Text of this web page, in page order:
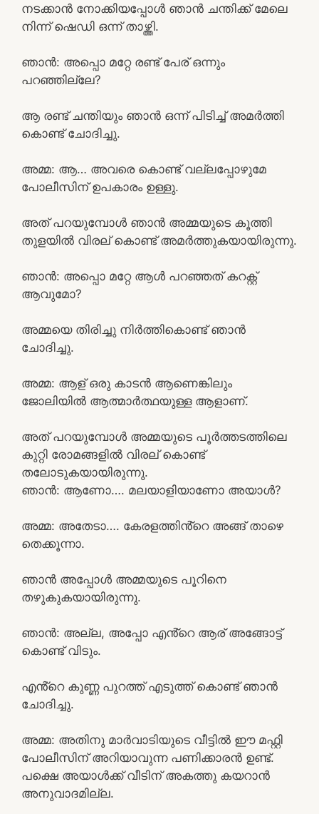
നടക്കാൻ നോക്കിയപ്പോൾ ഞാൻ ചന്തിക്ക് മേലെ
നിന്ന് ഷെഡി ഒന്ന് താഴ്ത്തി.
ഞാൻ: അപ്പൊ മറ്റേ രണ്ട് പേര് ഒന്നും
പറഞ്ഞില്ലേ?
ആ രണ്ട് ചന്തിയും ഞാൻ ഒന്ന് പിടിച്ച് അമർത്തി
കൊണ്ട് ചോദിച്ചു.
അമ്മ: ആ… അവരെ കൊണ്ട് വല്ലപ്പോഴുമേ
പോലീസിന് ഉപകാരം ഉള്ളു.
അത് പറയുമ്പോൾ ഞാൻ അമ്മയുടെ കൂത്തി
തുളയിൽ വിരല് കൊണ്ട് അമർത്തുകയായിരുന്നു.
ഞാൻ: അപ്പൊ മറ്റേ ആൾ പറഞ്ഞത് കറക്റ്റ്
ആവുമോ?
അമ്മയെ തിരിച്ചു നിർത്തികൊണ്ട് ഞാൻ
ചോദിച്ചു.
അമ്മ: ആള് ഒരു കാടൻ ആണെങ്കിലും
ജോലിയിൽ ആത്മാർത്ഥയുള്ള ആളാണ്.
അത് പറയുമ്പോൾ അമ്മയുടെ പൂർത്തടത്തിലെ
കുറ്റി രോമങ്ങളിൽ വിരല് കൊണ്ട്
തലോടുകയായിരുന്നു.
ഞാൻ: ആണോ…. മലയാളിയാണോ അയാൾ?
അമ്മ: അതേടാ…. കേരളത്തിൻ്റെ അങ്ങ് താഴെ
തെക്കൂന്നാ.
ഞാൻ അപ്പോൾ അമ്മയുടെ പൂറിനെ
തഴുകുകയായിരുന്നു.
ഞാൻ: അല്ല, അപ്പോ എൻ്റെ ആര് അങ്ങോട്ട്
കൊണ്ട് വിടും.
എൻ്റെ കുണ്ണ പുറത്ത് എടുത്ത് കൊണ്ട് ഞാൻ
ചോദിച്ചു.
അമ്മ: അതിനു മാർവാടിയുടെ വീട്ടിൽ ഈ മഫ്റ്റി
പോലീസിന് അറിയാവുന്ന പണിക്കാരൻ ഉണ്ട്.
പക്ഷെ അയാൾക്ക് വീടിന് അകത്തു കയറാൻ
അനുവാദമില്ല.